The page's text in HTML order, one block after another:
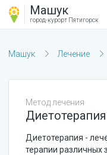
Машук
город-курорт Пятигорск
Машук Лечение
Метод лечения
Диетотерапия
Диетотерапия -
терапии различных